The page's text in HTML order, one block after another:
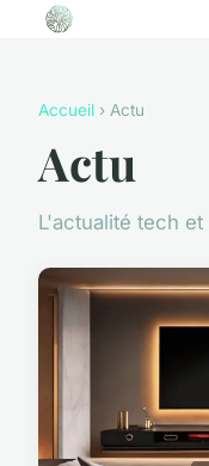
Accueil › Actu
Actu
L'actualité tech